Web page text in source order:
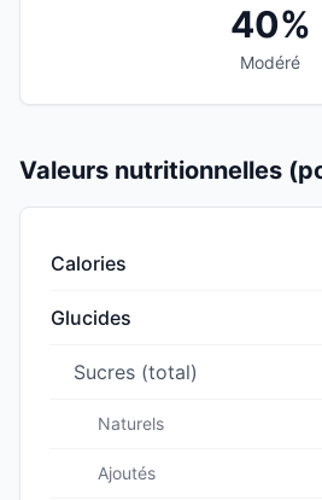
40%
Modéré
Valeurs nutritionnelles
Calories
Glucides
Sucres (total)
Naturels
Ajoutés